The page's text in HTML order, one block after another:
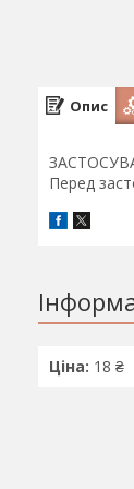
Опис
Перед
Ціна: 18 ₴